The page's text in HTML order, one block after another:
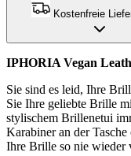
Kostenfreie
IPHORIA Vegan
Sie sind es leid, Ihre
Sie Ihre geliebte Brille
stylischem Brillenetui
Karabiner an der
Ihre Brille so nie wieder